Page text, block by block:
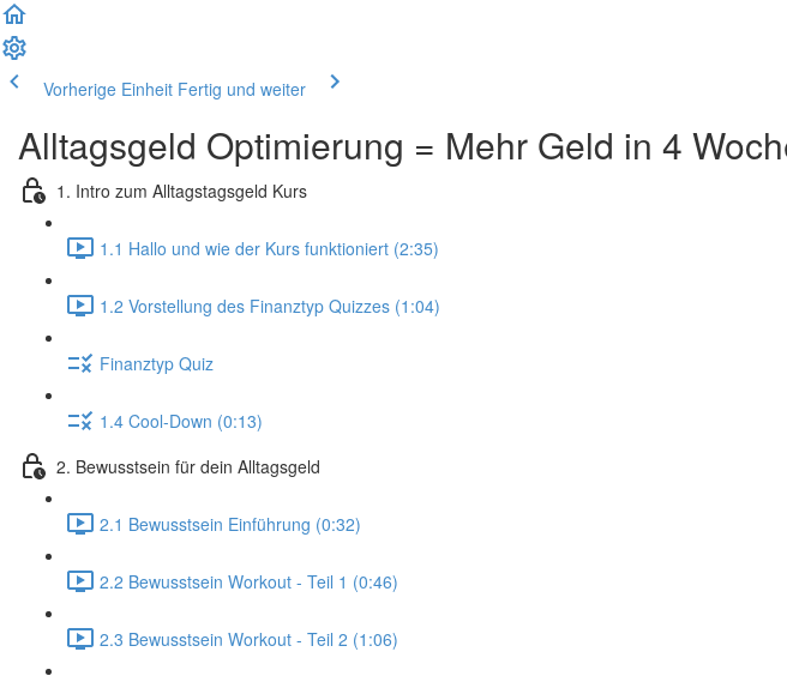
Vorherige Einheit Fertig und weiter
Alltagsgeld Optimierung = Mehr Geld in 4
1. Intro zum Alltagstagsgeld Kurs
1.1 Hallo und wie der Kurs funktioniert (2:35)
1.2 Vorstellung des Finanztyp Quizzes (1:04)
Finanztyp Quiz
1.4 Cool-Down (0:13)
2. Bewusstsein für dein Alltagsgeld
2.1 Bewusstsein Einführung (0:32)
2.2 Bewusstsein Workout - Teil 1 (0:46)
2.3 Bewusstsein Workout - Teil 2 (1:06)